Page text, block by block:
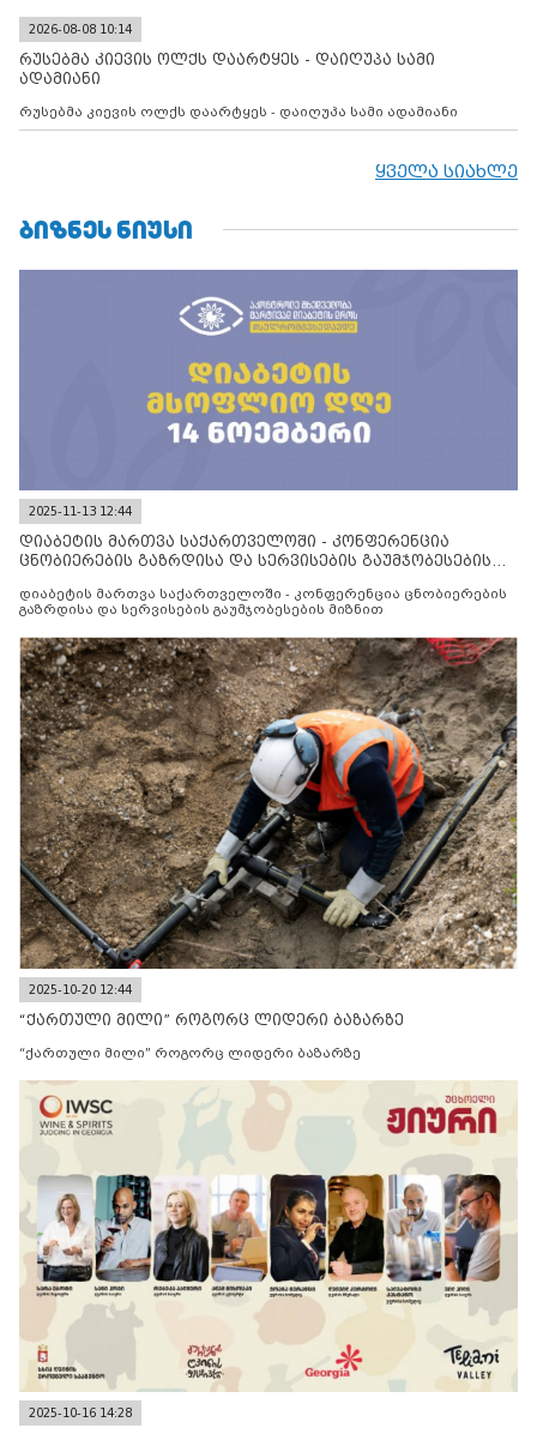
2026-08-08 10:14
რუსებმა კიევის ოლქს დაარტყეს - დაიღუპა სამი
ადამიანი
რუსებმა კიევის ოლქს დაარტყეს - დაიღუპა სამი ადამიანი
ყველა სიახლე
ᲑᲘᲖᲜᲔᲡ ᲜᲘᲣᲡᲘ
2025-11-13 12:44
დიაბეტის მართვა საქართველოში - კონფერენცია
ცნობიერების გაზრდისა და სერვისების გაუმჯობესების
დიაბეტის მართვა საქართველოში - კონფერენცია ცნობიერების
გაზრდისა და სერვისების გაუმჯობესების მიზნით
2025-10-20 12:44
“ქართული მილი” როგორც ლიდერი ბაზარზე
“ქართული მილი” როგორც ლიდერი ბაზარზე
2025-10-16 14:28